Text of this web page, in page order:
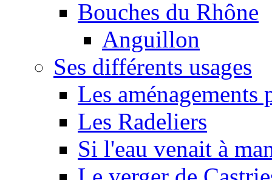
Bouches du Rhône
Anguillon
Ses différents usages
Les
Les Radeliers
Si l'eau venait à